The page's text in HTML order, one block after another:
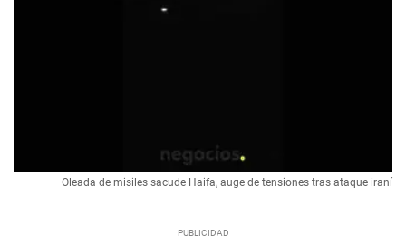
Oleada de misiles sacude Haifa, auge de tensiones tras ataque iraní